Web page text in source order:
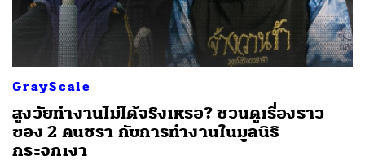
GrayScale
สูงวัยทำงานไม่ได้จริงเหรอ? ชวนดูเรื่องราว
ของ 2 คนชรา กับการทำงานในมูลนิธิ
กระจกเงา